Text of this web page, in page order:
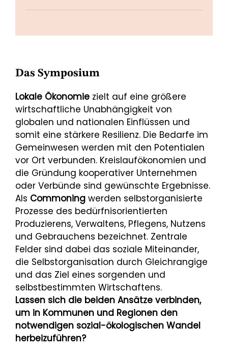
Das Symposium
Lokale Ökonomie zielt auf eine größere
wirtschaftliche Unabhängigkeit von
globalen und nationalen Einflüssen und
somit eine stärkere Resilienz. Die Bedarfe im
Gemeinwesen werden mit den Potentialen
vor Ort verbunden. Kreislaufökonomien und
die Gründung kooperativer Unternehmen
oder Verbünde sind gewünschte Ergebnisse.
Als Commoning werden selbstorganisierte
Prozesse des bedürfnisorientierten
Produzierens, Verwaltens, Pflegens, Nutzens
und Gebrauchens bezeichnet. Zentrale
Felder sind dabei das soziale Miteinander,
die Selbstorganisation durch Gleichrangige
und das Ziel eines sorgenden und
selbstbestimmten Wirtschaftens.
Lassen sich die beiden Ansätze verbinden,
um in Kommunen und Regionen den
notwendigen sozial-ökologischen Wandel
herbeizuführen?